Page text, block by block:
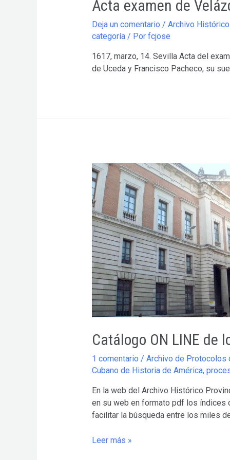
Acta examen de
Deja un comentario / Archivo
categoría/ Por fcjose
1617, marzo, 14. Sevilla Acta del
de Uceda y Francisco Pacheco, su
Catálogo ON LINE de
1 comentario / Archivo de Protocolos
Cubano de Historia de América,
En la web del Archivo Histórico
en su web en formato pdf los índices
facilitar la búsqueda entre los miles
Catálogo
Leer más »